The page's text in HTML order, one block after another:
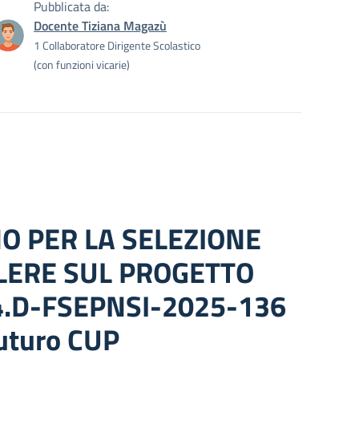
Pubblicata da:
Docente Tiziana Magazù
1 Collaboratore Dirigente Scolastico
(con funzioni vicarie)
PER LA SELEZIONE
SUL PROGETTO
FSEPNSI-2025-136
CUP